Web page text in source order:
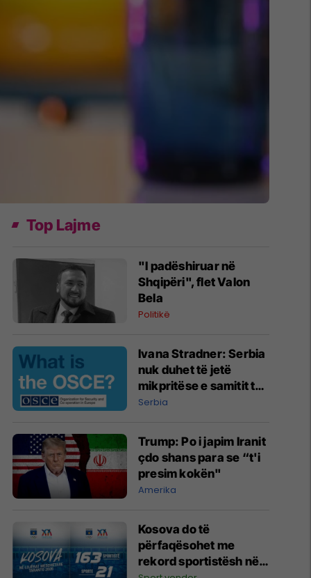
Top Lajme
"I padëshiruar në
Shqipëri", flet Valon
Bela
Politikë
Ivana Stradner: Serbia
nuk duhet të jetë
mikpritëse e samitit të
ardhshëm të OSBE-së
Serbia
Trump: Po i japim Iranit
çdo shans para se “t'i
presim kokën"
Amerika
Kosova do të
përfaqësohet me
rekord sportistësh në